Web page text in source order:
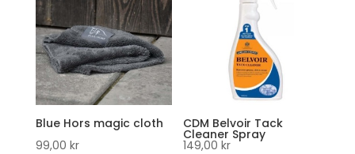
Blue Hors magic cloth
99,00 kr
CDM Belvoir Tack
Cleaner Spray
149,00kr